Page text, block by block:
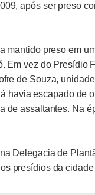
após ser preso
mantido preso em
Em vez do Presídio
de Souza,
havia escapado de
de assaltantes. Na
Delegacia de
presídios da